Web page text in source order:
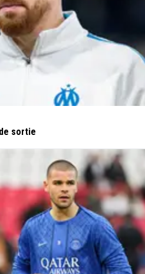
joueur qui marque ce genre de
un kiff.
2022 à 23:52 +33
sortie